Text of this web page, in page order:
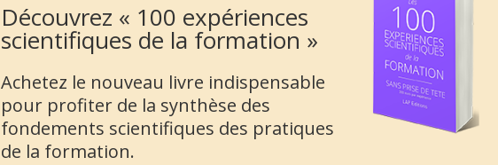
Découvrez « 100 expériences
scientifiques de la formation »
Achetez le nouveau livre indispensable
pour profiter de la synthèse des
fondements scientifiques des pratiques
de la formation.